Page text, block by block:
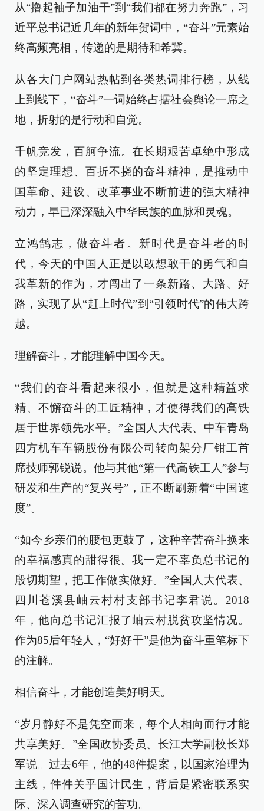
从“撸起袖子加油干”到“我们都在努力奔跑”，习
近平总书记近几年的新年贺词中，“奋斗”元素始
终高频亮相，传递的是期待和希冀。
从各大门户网站热帖到各类热词排行榜，从线
上到线下，“奋斗”一词始终占据社会舆论一席之
地，折射的是行动和自觉。
千帆竞发，百舸争流。在长期艰苦卓绝中形成
的坚定理想、百折不挠的奋斗精神，是推动中
国革命、建设、改革事业不断前进的强大精神
动力，早已深深融入中华民族的血脉和灵魂。
立鸿鹄志，做奋斗者。新时代是奋斗者的时
代，今天的中国人正是以敢想敢干的勇气和自
我革新的作为，才闯出了一条新路、大路、好
路，实现了从“赶上时代”到“引领时代”的伟大跨
越。
理解奋斗，才能理解中国今天。
“我们的奋斗看起来很小，但就是这种精益求
精、不懈奋斗的工匠精神，才使得我们的高铁
居于世界领先水平。”全国人大代表、中车青岛
四方机车车辆股份有限公司转向架分厂钳工首
席技师郭锐说。他与其他“第一代高铁工人”参与
研发和生产的“复兴号”，正不断刷新着“中国速
度”。
“如今乡亲们的腰包更鼓了，这种辛苦奋斗换来
的幸福感真的甜得很。我一定不辜负总书记的
殷切期望，把工作做实做好。”全国人大代表、
四川苍溪县岫云村村支部书记李君说。2018
年，他向总书记汇报了岫云村脱贫攻坚情况。
作为85后年轻人，“好好干”是他为奋斗重笔标下
的注解。
相信奋斗，才能创造美好明天。
“岁月静好不是凭空而来，每个人相向而行才能
共享美好。”全国政协委员、长江大学副校长郑
军说。过去6年，他的48件提案，以国家治理为
主线，件件关乎国计民生，背后是紧密联系实
际、深入调查研究的苦功。